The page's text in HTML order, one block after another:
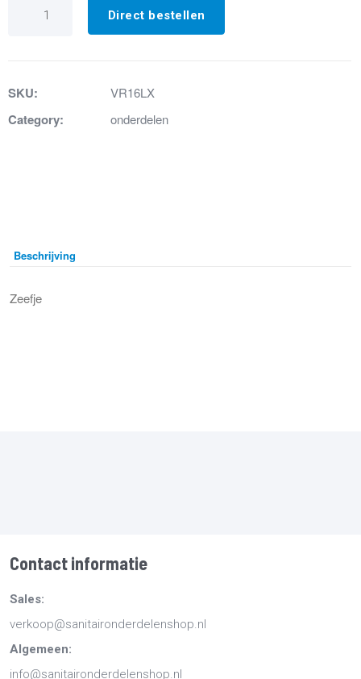
Direct bestellen
SKU: VR16LX
Category: onderdelen
Beschrijving
Zeefje
Contact informatie
Sales:
verkoop@sanitaironderdelenshop.nl
Algemeen:
info@sanitaironderdelenshop.nl